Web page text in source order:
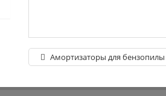
Амортизаторы для